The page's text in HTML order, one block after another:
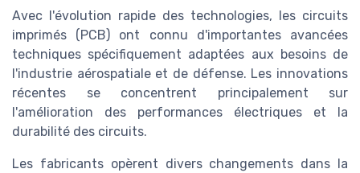
Avec l'évolution rapide des technologies, les circuits
imprimés (PCB) ont connu d'importantes avancées
techniques spécifiquement adaptées aux besoins de
l'industrie aérospatiale et de défense. Les innovations
récentes se concentrent principalement sur
l'amélioration des performances électriques et la
durabilité des circuits.
Les fabricants opèrent divers changements dans la